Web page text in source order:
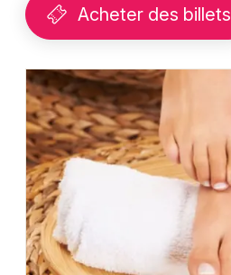
Acheter des billets